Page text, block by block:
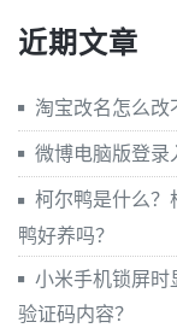
近期文章
淘宝改名怎么改
微博电脑版登录
柯尔鸭是什么？
鸭好养吗？
小米手机锁屏时
验证码内容？